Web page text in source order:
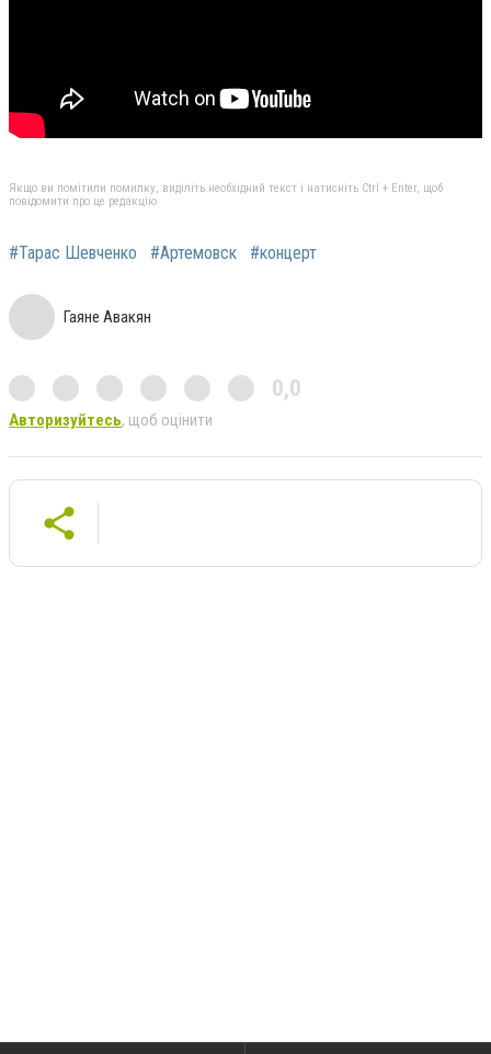
Якщо ви помітили помилку, виділіть необхідний текст і натисніть Ctrl + Enter, щоб
повідомити про це редакцію
#Тарас Шевченко #Артемовск #концерт
Гаяне Авакян
0,0
Авторизуйтесь, щоб оцінити